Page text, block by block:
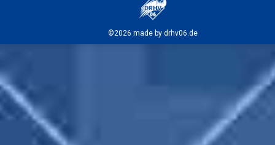
©2026 made by drhv06.de